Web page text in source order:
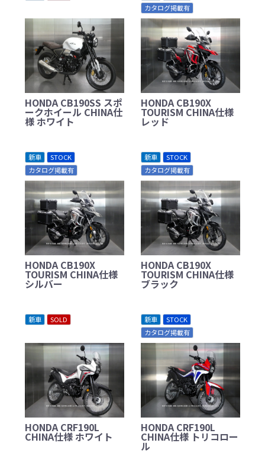
HONDA CB190SS スポ
ークホイール CHINA仕
様 ホワイト
カタログ掲載有
HONDA CB190X
TOURISM CHINA仕様
レッド
新車
STOCK
カタログ掲載有
HONDA CB190X
TOURISM CHINA仕様
シルバー
新車
STOCK
カタログ掲載有
HONDA CB190X
TOURISM CHINA仕様
ブラック
新車 SOLD
HONDA CRF190L
CHINA仕様 ホワイト
新車
STOCK
カタログ掲載有
HONDA CRF190L
CHINA仕様 トリコロー
ル